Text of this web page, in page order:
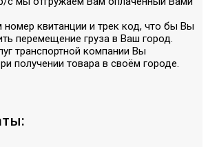
квитанции и трек код, что бы Вы
перемещение груза в Ваш город.
транспортной компании Вы
получении товара в своём городе.